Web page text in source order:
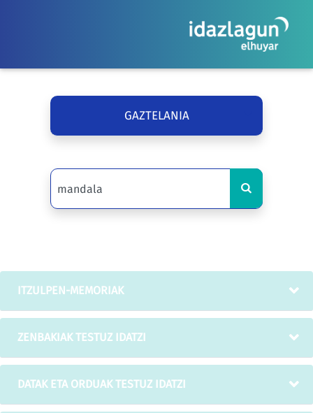
GAZTELANIA
ITZULPEN-MEMORIAK
ZENBAKIAK TESTUZ IDATZI
DATAK ETA ORDUAK TESTUZ IDATZI